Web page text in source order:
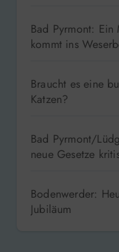
Bad Pyrmont: Ein
Braucht es eine
Bad Pyrmont/
Bodenwerder: